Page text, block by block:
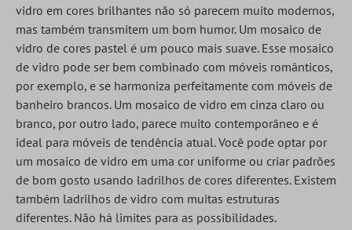
vidro em cores brilhantes não só parecem muito modernos,
mas também transmitem um bom humor. Um mosaico de
vidro de cores pastel é um pouco mais suave. Esse mosaico
de vidro pode ser bem combinado com móveis românticos,
por exemplo, e se harmoniza perfeitamente com móveis de
banheiro brancos. Um mosaico de vidro em cinza claro ou
branco, por outro lado, parece muito contemporâneo e é
ideal para móveis de tendência atual. Você pode optar por
um mosaico de vidro em uma cor uniforme ou criar padrões
de bom gosto usando ladrilhos de cores diferentes. Existem
também ladrilhos de vidro com muitas estruturas
diferentes. Não há limites para as possibilidades.